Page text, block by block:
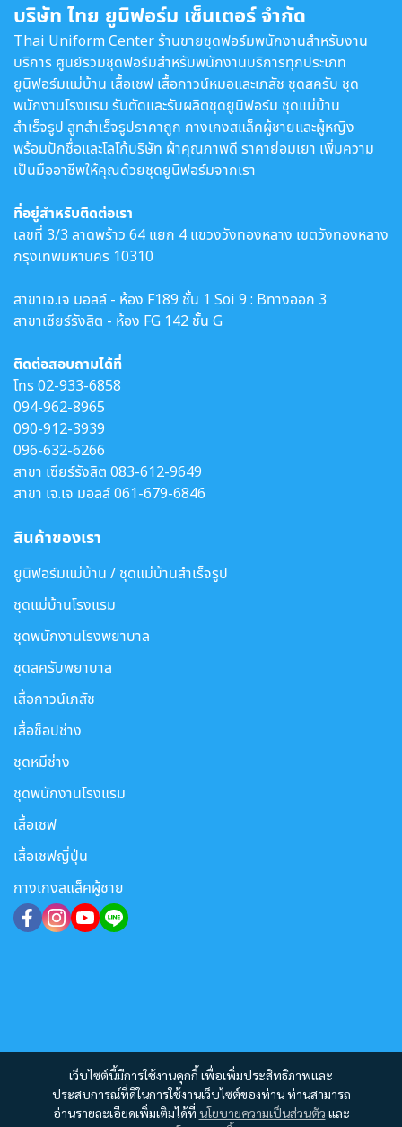
เว็บไซต์นี้มีการใช้งานคุกกี้ เพื่อเพิ่มประสิทธิภาพและ
ประสบการณ์ที่ดีในการใช้งานเว็บไซต์ของท่าน ท่านสามารถ
อ่านรายละเอียดเพิ่มเติมได้ที่ นโยบายความเป็นส่วนตัว และ
บริษัท ไทย ยูนิฟอร์ม เซ็นเตอร์ จำกัด
Thai Uniform Center ร้านขายชุดฟอร์มพนักงานสำหรับงาน
บริการ ศูนย์รวมชุดฟอร์มสำหรับพนักงานบริการทุกประเภท
ยูนิฟอร์มแม่บ้าน เสื้อเชฟ เสื้อกาวน์หมอและเภสัช ชุดสครับ ชุด
พนักงานโรงแรม รับตัดและรับผลิตชุดยูนิฟอร์ม ชุดแม่บ้าน
สำเร็จรูป สูทสำเร็จรูปราคาถูก กางเกงสแล็คผู้ชายและผู้หญิง
พร้อมปักชื่อและโลโก้บริษัท ผ้าคุณภาพดี ราคาย่อมเยา เพิ่มความ
เป็นมืออาชีพให้คุณด้วยชุดยูนิฟอร์มจากเรา
ที่อยู่สำหรับติดต่อเรา
เลขที่ 3/3 ลาดพร้าว 64 แยก 4 แขวงวังทองหลาง เขตวังทองหลาง
กรุงเทพมหานคร 10310
สาขาเจ.เจ มอลล์ - ห้อง F189 ชั้น 1 Soi 9 : Bทางออก 3
สาขาเซียร์รังสิต - ห้อง FG 142 ชั้น G
ติดต่อสอบถามได้ที่
โทร02-933-6858
094-962-8965
090-912-3939
096-632-6266
สาขา เซียร์รังสิต 083-612-9649
สาขา เจ.เจ มอลล์061-679-6846
สินค้าของเรา
ยูนิฟอร์มแม่บ้าน / ชุดแม่บ้านสำเร็จรูป
ชุดแม่บ้านโรงแรม
ชุดพนักงานโรงพยาบาล
ชุดสครับพยาบาล
เสื้อกาวน์เภสัช
เสื้อช็อปช่าง
ชุดหมีช่าง
ชุดพนักงานโรงแรม
เสื้อเชฟ
เสื้อเชฟญี่ปุ่น
กางเกงสแล็คผู้ชาย